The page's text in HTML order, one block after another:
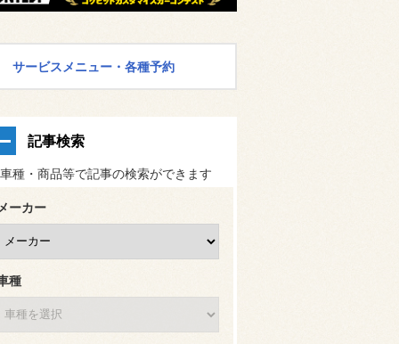
サービスメニュー・各種予約
記事検索
種・商品等で記事の検索ができます
ーカー
種